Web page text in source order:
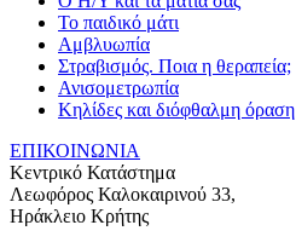
Το παιδικό μάτι
Αμβλυωπία
Στραβισμός. Ποια η θεραπεία;
Ανισομετρωπία
Κηλίδες και διόφθαλμη όραση
ΕΠΙΚΟΙΝΩΝΙΑ
Κεντρικό Κατάστημα
Λεωφόρος Καλοκαιρινού 33,
Ηράκλειο Κρήτης